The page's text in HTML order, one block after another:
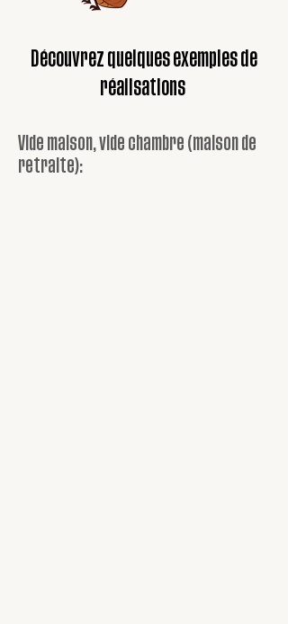
Découvrez quelques exemples de
réalisations
Vide maison, vide chambre (maison de
retraite):